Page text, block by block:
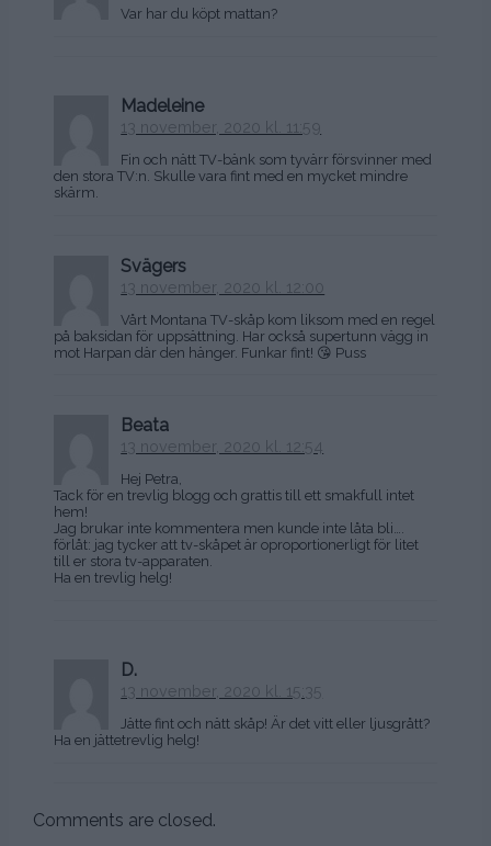
Var har du köpt mattan?
Madeleine
13 november, 2020 kl. 11:59
Fin och nätt TV-bänk som tyvärr försvinner med
den stora TV:n. Skulle vara fint med en mycket mindre
skärm.
Svägers
13 november, 2020 kl. 12:00
Vårt Montana TV-skåp kom liksom med en regel
på baksidan för uppsättning. Har också supertunn vägg in
mot Harpan där den hänger. Funkar fint! 😘 Puss
Beata
13 november, 2020 kl. 12:54
Hej Petra,
Tack för en trevlig blogg och grattis till ett smakfull intet
hem!
Jag brukar inte kommentera men kunde inte låta bli….
förlåt: jag tycker att tv-skåpet är oproportionerligt för litet
till er stora tv-apparaten.
Ha en trevlig helg!
D.
13 november, 2020 kl. 15:35
Jätte fint och nätt skåp! Är det vitt eller ljusgrått?
Ha en jättetrevlig helg!
Comments are closed.